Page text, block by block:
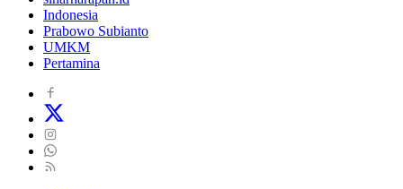
Indonesia
Prabowo Subianto
UMKM
Pertamina